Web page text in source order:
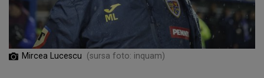
Mircea Lucescu (sursa foto: inquam)